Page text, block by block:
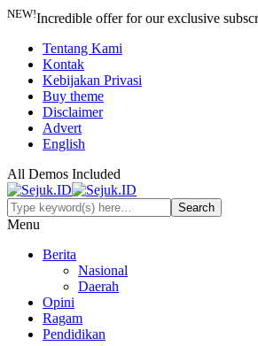
NEW!Incredible offer for our exclusive
Tentang Kami
Kontak
Kebijakan Privasi
Buy theme
Disclaimer
Advert
English
All Demos Included
Menu
Berita
Nasional
Daerah
Opini
Ragam
Pendidikan